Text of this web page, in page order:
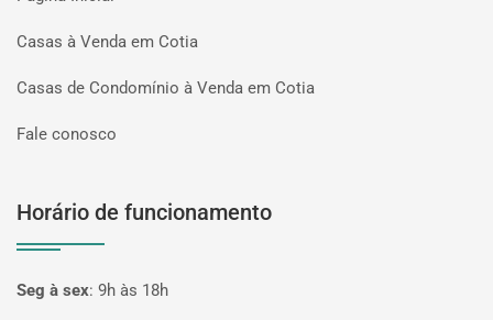
Casas à Venda em Cotia
Casas de Condomínio à Venda em Cotia
Fale conosco
Horário de funcionamento
Seg à sex: 9h às 18h